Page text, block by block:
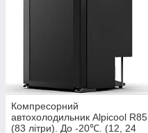
Компресорний
автохолодильник Alpicool R85
(83 літри). До -20℃. (12, 24